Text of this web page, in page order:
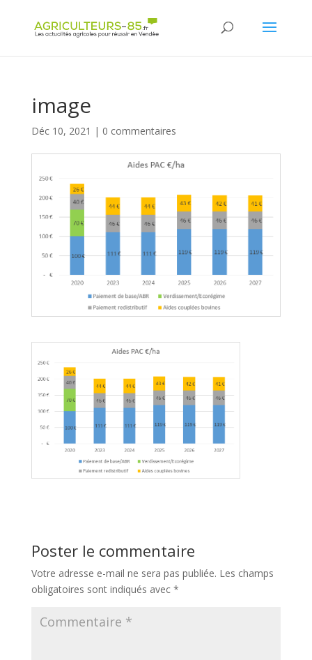
image
Déc 10, 2021 | 0 commentaires
Poster le commentaire
Votre adresse e-mail ne sera pas publiée. Les champs
obligatoires sont indiqués avec *